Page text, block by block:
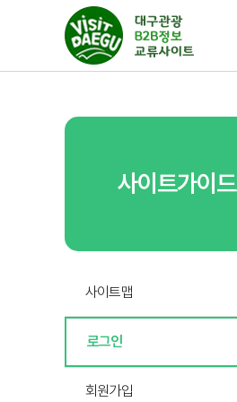
사이트가이드
사이트맵
로그인
회원가입